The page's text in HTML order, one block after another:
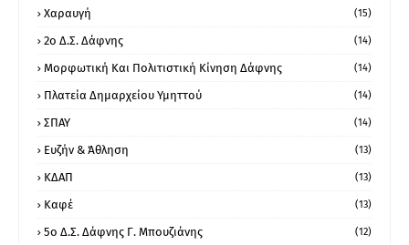
Χαραυγή (15)
2ο Δ.Σ. Δάφνης (14)
Μορφωτική Και Πολιτιστική Κίνηση Δάφνης (14)
Πλατεία Δημαρχείου Υμηττού (14)
ΣΠΑΥ (14)
Ευζήν & Άθληση (13)
ΚΔΑΠ (13)
Καφέ (13)
5ο Δ.Σ. Δάφνης Γ. Μπουζιάνης (12)